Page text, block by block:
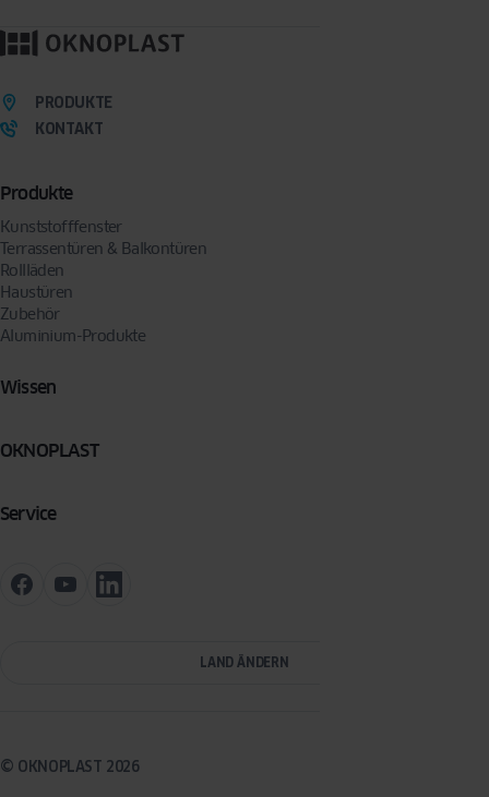
Produkte
Kunststofffenster
Terrassentüren & Balkontüren
Rollläden
Haustüren
Zubehör
Aluminium-Produkte
Wissen
OKNOPLAST
Service
PRODUKTE
KONTAKT
LAND ÄNDERN
© OKNOPLAST 2026